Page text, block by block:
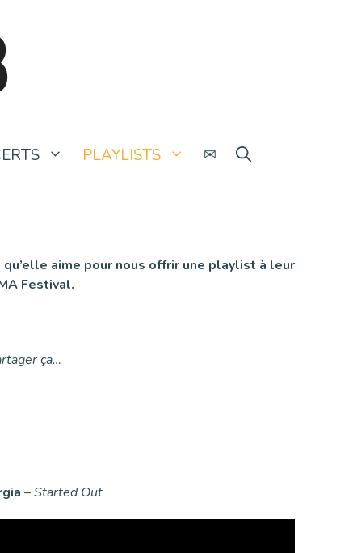
PLAYLISTS ✉
aime pour nous offrir une playlist à leur
Festival.
ça…
–Started Out